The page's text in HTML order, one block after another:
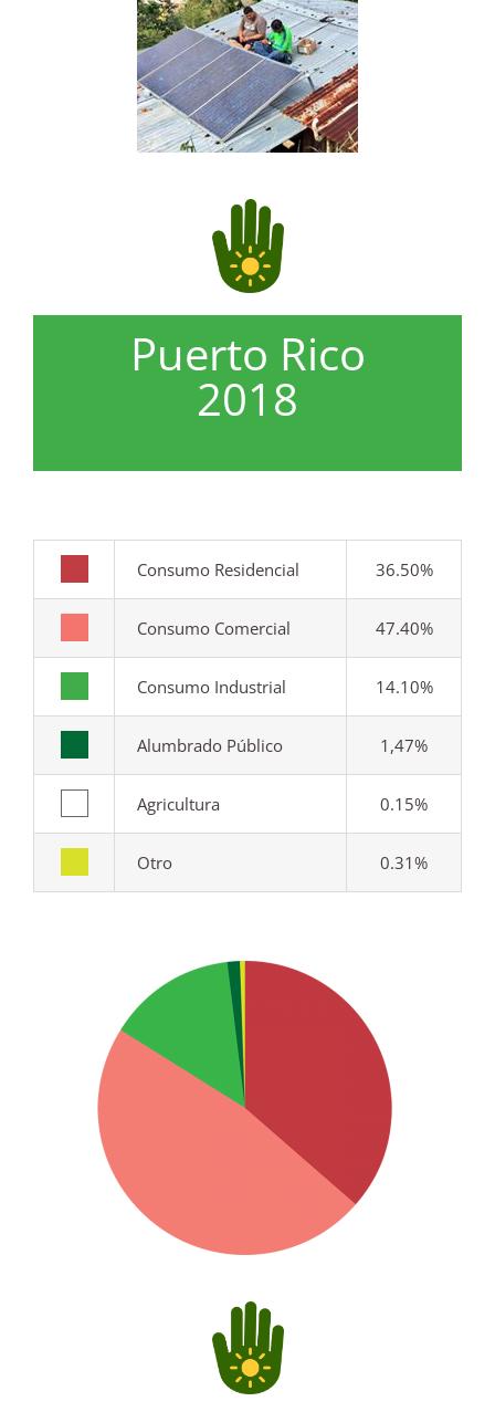
Puerto Rico
2018
Consumo Residencial 36.50%
Consumo Comercial 47.40%
Consumo Industrial 14.10%
Alumbrado Público 1,47%
Agricultura 0.15%
Otro 0.31%